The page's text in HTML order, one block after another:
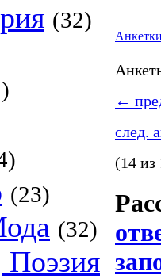
(32)
(23)
(32)
Поэзия
←
след.
(14 из